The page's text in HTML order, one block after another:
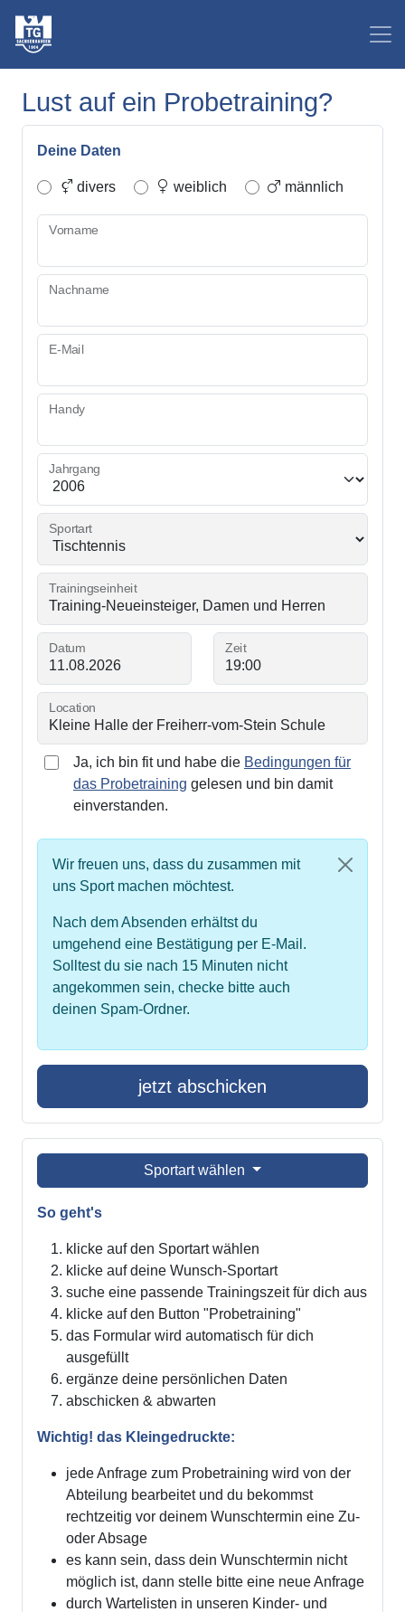
Lust auf ein Probetraining?
Deine Daten
divers weiblich männlich
Vorname
Nachname
E-Mail
Handy
Jahrgang
Sportart
Trainingseinheit
Datum Zeit
Location
Ja, ich bin fit und habe die Bedingungen für
das Probetraining gelesen und bin damit
einverstanden.
Wir freuen uns, dass du zusammen mit
uns Sport machen möchtest.
Nach dem Absenden erhältst du
umgehend eine Bestätigung per E-Mail.
Solltest du sie nach 15 Minuten nicht
angekommen sein, checke bitte auch
deinen Spam-Ordner.
jetzt abschicken
Sportart wählen
So geht's
klicke auf den Sportart wählen
klicke auf deine Wunsch-Sportart
suche eine passende Trainingszeit für dich aus
klicke auf den Button "Probetraining"
das Formular wird automatisch für dich
ausgefüllt
ergänze deine persönlichen Daten
abschicken & abwarten
Wichtig! das Kleingedruckte:
jede Anfrage zum Probetraining wird von der
Abteilung bearbeitet und du bekommst
rechtzeitig vor deinem Wunschtermin eine Zu-
oder Absage
es kann sein, dass dein Wunschtermin nicht
möglich ist, dann stelle bitte eine neue Anfrage
durch Wartelisten in unseren Kinder- und